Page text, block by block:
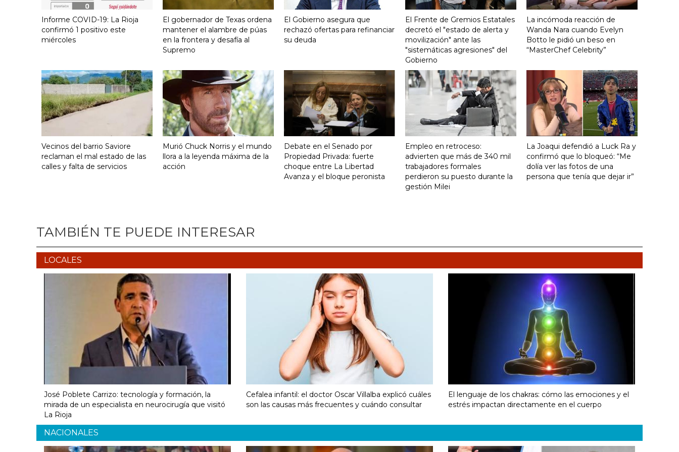
Informe COVID-19: La Rioja
confirmó 1 positivo este
miércoles
El gobernador de Texas ordena
mantener el alambre de púas
en la frontera y desafía al
Supremo
El Gobierno asegura que
rechazó ofertas para refinanciar
su deuda
El Frente de Gremios Estatales
decretó el "estado de alerta y
movilización" ante las
"sistemáticas agresiones" del
Gobierno
La incómoda reacción de
Wanda Nara cuando Evelyn
Botto le pidió un beso en
“MasterChef Celebrity”
Vecinos del barrio Saviore
reclaman el mal estado de las
calles y falta de servicios
Murió Chuck Norris y el mundo
llora a la leyenda máxima de la
acción
Debate en el Senado por
Propiedad Privada: fuerte
choque entre La Libertad
Avanza y el bloque peronista
Empleo en retroceso:
advierten que más de 340 mil
trabajadores formales
perdieron su puesto durante la
gestión Milei
La Joaqui defendió a Luck Ra y
confirmó que lo bloqueó: “Me
dolía ver las fotos de una
persona que tenía que dejar ir”
TAMBIÉN TE PUEDE INTERESAR
LOCALES
José Poblete Carrizo: tecnología y formación, la
mirada de un especialista en neurocirugía que visitó
La Rioja
Cefalea infantil: el doctor Oscar Villalba explicó cuáles
son las causas más frecuentes y cuándo consultar
El lenguaje de los chakras: cómo las emociones y el
estrés impactan directamente en el cuerpo
NACIONALES